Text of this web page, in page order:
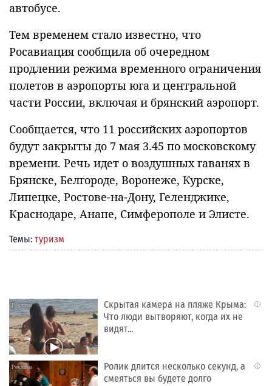
автобусе.
Тем временем стало известно, что
Росавиация сообщила об очередном
продлении режима временного ограничения
полетов в аэропорты юга и центральной
части России, включая и брянский аэропорт.
Сообщается, что 11 российских аэропортов
будут закрыты до 7 мая 3.45 по московскому
времени. Речь идет о воздушных гаванях в
Брянске, Белгороде, Воронеже, Курске,
Липецке, Ростове-на-Дону, Геленджике,
Краснодаре, Анапе, Симферополе и Элисте.
Темы: туризм
i
Скрытая камера на пляже Крыма:
Что люди вытворяют, когда их не
видят...
i
Ролик длится несколько секунд, а
смеяться вы будете долго